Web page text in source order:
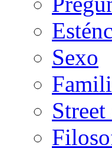
Sexo
Street